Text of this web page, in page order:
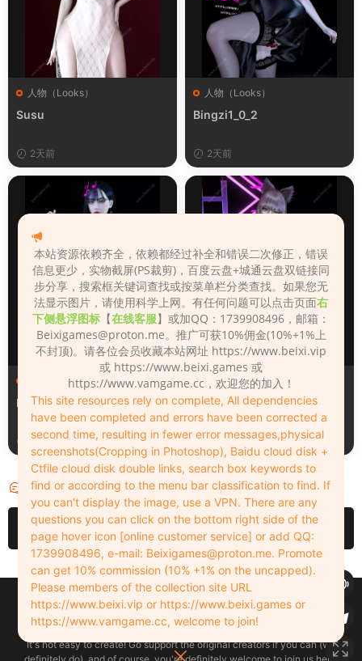
人物（Looks）
Susu
2天前
人物（Looks）
Bingzi1_0_2
2天前
人物（Looks）
Monica_2_2_2
2天前
人物（Looks）
Lizhen2025
3天前
评论 0
请先登录
Copyleft © 2022-2026 beixi.vip - All Rights Freedom！
创作不易！有能力的同学可以去支持一下原创作者（我们绝对支持），当然
了，您加入这里我们也绝对欢迎！
It's not easy to create! Go support the original creators if you can (we
本站资源依赖齐全，依赖都经过补全和错误二次修正，错误
信息更少，实物截屏(PS裁剪)，百度云盘+城通云盘双链接同
步分享，搜索框关键词查找或按菜单栏分类查找。如果您无
法显示图片，请使用科学上网。有任何问题可以点击页面右
下侧悬浮图标 【在线客服】或加QQ：1739908496，邮箱：
Beixigames@proton.me。推广可获10%佣金(10%+1%上
不封顶)。请各位会员收藏本站网址 https://www.beixi.vip
或 https://www.beixi.games 或
https://www.vamgame.cc，欢迎您的加入！
This site resources rely on complete, All dependencies
have been completed and errors have been corrected a
second time, resulting in fewer error messages,physical
screenshots(Cropping in Photoshop), Baidu cloud disk +
Ctfile cloud disk double links, search box keywords to
find or according to the menu bar classification to find. If
you can't display the image, use a VPN. There are any
questions you can click on the bottom right side of the
page hover icon [online customer service] or add QQ:
1739908496, e-mail: Beixigames@proton.me. Promote
can get 10% commission (10% +1% on the uncapped).
Please members of the collection site URL
https://www.beixi.vip or https://www.beixi.games or
https://www.vamgame.cc, welcome to join!